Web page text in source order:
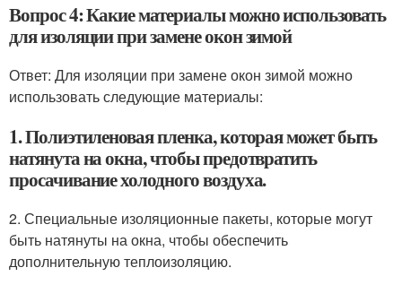
Вопрос 4: Какие материалы можно использовать
для изоляции при замене окон зимой
Ответ: Для изоляции при замене окон зимой можно
использовать следующие материалы:
1. Полиэтиленовая пленка, которая может быть
натянута на окна, чтобы предотвратить
просачивание холодного воздуха.
2. Специальные изоляционные пакеты, которые могут
быть натянуты на окна, чтобы обеспечить
дополнительную теплоизоляцию.